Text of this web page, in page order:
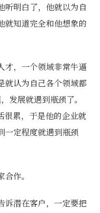
听明白了，他就以为自
就知道完全和他想象的
才，一个领域非常牛逼
就认为自己各个领域都
发展就遇到瓶颈了。
累，于是他的企业就
一定程度就遇到瓶颈
作。
诉潜在客户，一定要把